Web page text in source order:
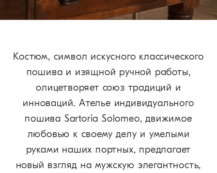
Костюм, символ искусного классического
пошива и изящной ручной работы,
олицетворяет союз традиций и
инноваций. Ателье индивидуального
пошива Sartoria Solomeo, движимое
любовью к своему делу и умелыми
руками наших портных, предлагает
новый взгляд на мужскую элегантность,